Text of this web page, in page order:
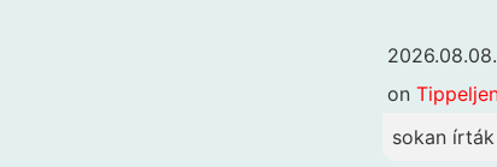
on
sokan